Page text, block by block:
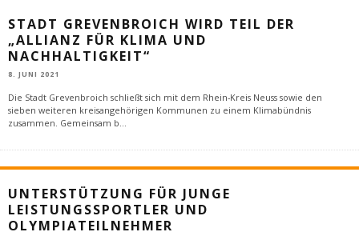
STADT GREVENBROICH WIRD TEIL DER
„ALLIANZ FÜR KLIMA UND
NACHHALTIGKEIT“
8. JUNI 2021
Die Stadt Grevenbroich schließt sich mit dem Rhein-Kreis Neuss sowie den
sieben weiteren kreisangehörigen Kommunen zu einem Klimabündnis
zusammen. Gemeinsam b...
UNTERSTÜTZUNG FÜR JUNGE
LEISTUNGSSPORTLER UND
OLYMPIATEILNEHMER